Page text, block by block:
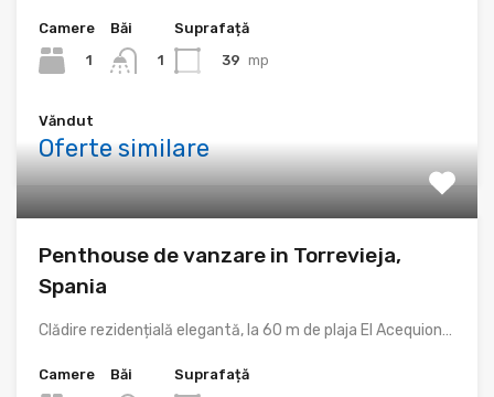
Camere
1
Băi
1
Suprafață
39 mp
Văndut
Oferte similare
Penthouse de vanzare in Torrevieja,
Spania
Clădire rezidențială elegantă, la 60 m de plaja El Acequion…
Camere
Băi
Suprafață